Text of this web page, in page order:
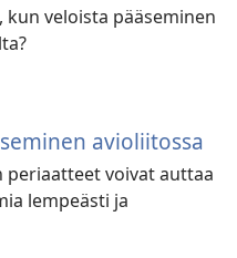
veloista pääseminen
avioliitossa
periaatteet voivat auttaa
lempeästi ja